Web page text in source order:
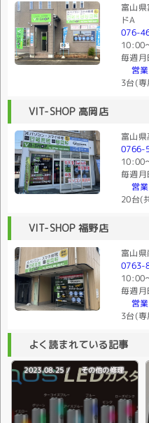
富山
ドA
076-
10:00
毎週月
営
3台(専
VIT-SHOP 高岡店
富山
0766-
10:00
毎週月
営
20台(
VIT-SHOP 福野店
富山
0763-
10:00
毎週月
営
3台(専
よく読まれている記事
2023.08.25 / その他の修理